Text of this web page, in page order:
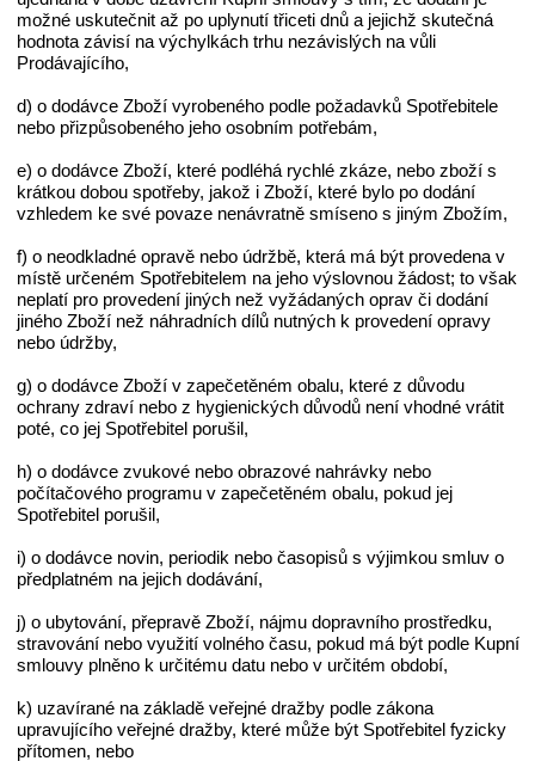
možné uskutečnit až po uplynutí třiceti dnů a jejichž skutečná
hodnota závisí na výchylkách trhu nezávislých na vůli
Prodávajícího,
d) o dodávce Zboží vyrobeného podle požadavků Spotřebitele
nebo přizpůsobeného jeho osobním potřebám,
e) o dodávce Zboží, které podléhá rychlé zkáze, nebo zboží s
krátkou dobou spotřeby, jakož i Zboží, které bylo po dodání
vzhledem ke své povaze nenávratně smíseno s jiným Zbožím,
f) o neodkladné opravě nebo údržbě, která má být provedena v
místě určeném Spotřebitelem na jeho výslovnou žádost; to však
neplatí pro provedení jiných než vyžádaných oprav či dodání
jiného Zboží než náhradních dílů nutných k provedení opravy
nebo údržby,
g) o dodávce Zboží v zapečetěném obalu, které z důvodu
ochrany zdraví nebo z hygienických důvodů není vhodné vrátit
poté, co jej Spotřebitel porušil,
h) o dodávce zvukové nebo obrazové nahrávky nebo
počítačového programu v zapečetěném obalu, pokud jej
Spotřebitel porušil,
i) o dodávce novin, periodik nebo časopisů s výjimkou smluv o
předplatném na jejich dodávání,
j) o ubytování, přepravě Zboží, nájmu dopravního prostředku,
stravování nebo využití volného času, pokud má být podle Kupní
smlouvy plněno k určitému datu nebo v určitém období,
k) uzavírané na základě veřejné dražby podle zákona
upravujícího veřejné dražby, které může být Spotřebitel fyzicky
přítomen, nebo